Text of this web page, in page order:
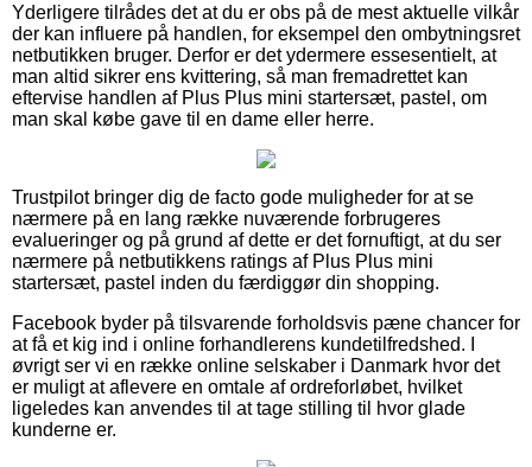
Yderligere tilrådes det at du er obs på de mest aktuelle vilkår
der kan influere på handlen, for eksempel den ombytningsret
netbutikken bruger. Derfor er det ydermere essesentielt, at
man altid sikrer ens kvittering, så man fremadrettet kan
eftervise handlen af Plus Plus mini startersæt, pastel, om
man skal købe gave til en dame eller herre.
Trustpilot bringer dig de facto gode muligheder for at se
nærmere på en lang række nuværende forbrugeres
evalueringer og på grund af dette er det fornuftigt, at du ser
nærmere på netbutikkens ratings af Plus Plus mini
startersæt, pastel inden du færdiggør din shopping.
Facebook byder på tilsvarende forholdsvis pæne chancer for
at få et kig ind i online forhandlerens kundetilfredshed. I
øvrigt ser vi en række online selskaber i Danmark hvor det
er muligt at aflevere en omtale af ordreforløbet, hvilket
ligeledes kan anvendes til at tage stilling til hvor glade
kunderne er.